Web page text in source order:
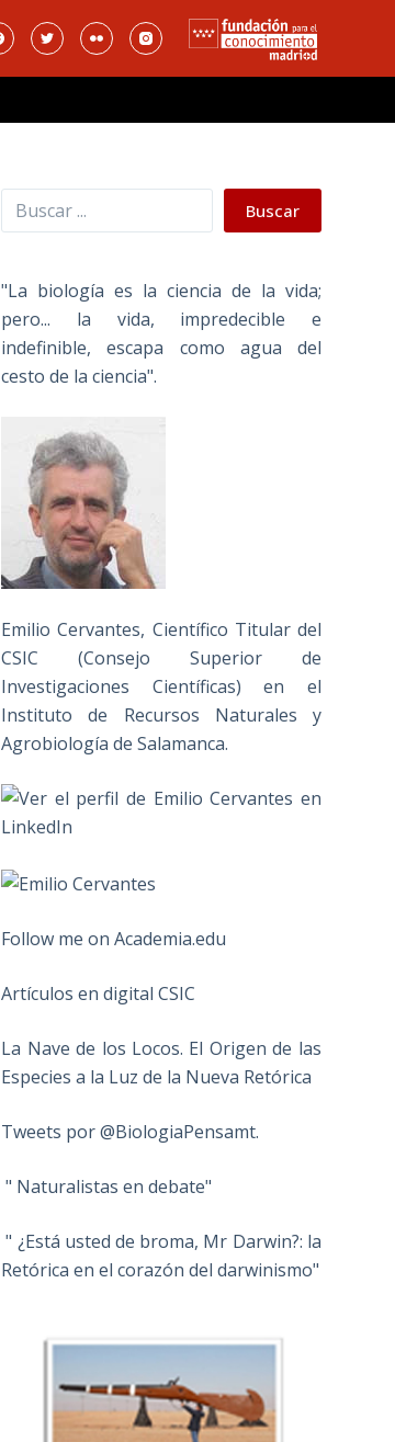
Buscar Buscar
"La biología es la ciencia de la vida;
pero... la vida, impredecible e
indefinible, escapa como agua del
cesto de la ciencia".
Emilio Cervantes, Científico Titular del
CSIC (Consejo Superior de
Investigaciones Científicas) en el
Instituto de Recursos Naturales y
Agrobiología de Salamanca.
Follow me on Academia.edu
Artículos en digital CSIC
La Nave de los Locos. El Origen de las
Especies a la Luz de la Nueva Retórica
Tweets por @BiologiaPensamt.
" Naturalistas en debate"
" ¿Está usted de broma, Mr Darwin?: la
Retórica en el corazón del darwinismo"